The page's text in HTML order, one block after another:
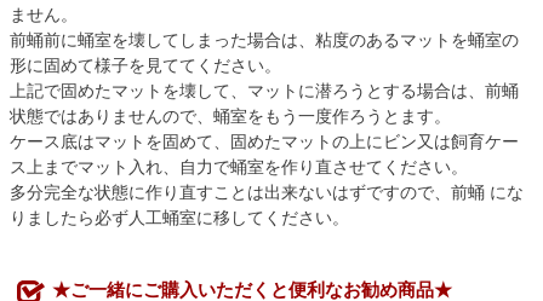
ません。
前蛹前に蛹室を壊してしまった場合は、粘度のあるマットを蛹室の
形に固めて様子を見ててください。
上記で固めたマットを壊して、マットに潜ろうとする場合は、前蛹
状態ではありませんので、蛹室をもう一度作ろうとます。
ケース底はマットを固めて、固めたマットの上にビン又は飼育ケー
ス上までマット入れ、自力で蛹室を作り直させてください。
多分完全な状態に作り直すことは出来ないはずですので、前蛹 にな
りましたら必ず人工蛹室に移してください。
★ご一緒にご購入いただくと便利なお勧め商品★